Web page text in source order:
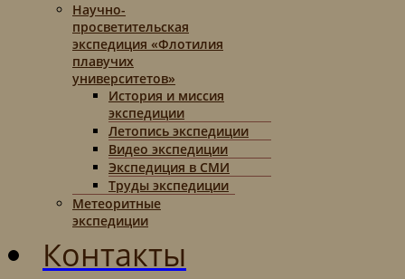
Научно-
просветительская
экспедиция «Флотилия
плавучих
университетов»
История и миссия
экспедиции
Летопись экспедиции
Видео экспедиции
Экспедиция в СМИ
Труды экспедиции
Метеоритные
экспедиции
Контакты